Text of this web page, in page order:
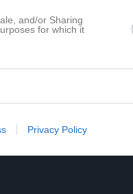
and/or Sharing
for which it
Privacy Policy